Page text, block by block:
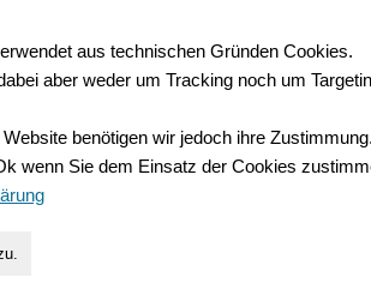
aus technischen Gründen Cookies.
aber weder um Tracking noch um
benötigen wir jedoch ihre
wenn Sie dem Einsatz der Cookies